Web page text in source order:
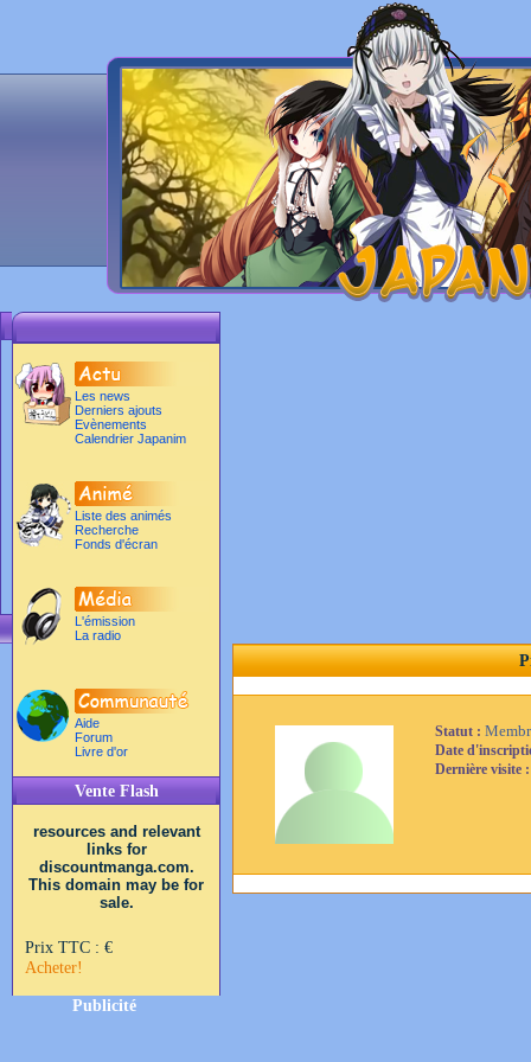
Les news
Derniers ajouts
Evènements
Calendrier Japanim
Liste des animés
Recherche
Fonds d'écran
L'émission
La radio
Aide
Forum
Livre d'or
Vente Flash
resources and relevant
links for
discountmanga.com.
This domain may be for
sale.
Prix TTC : €
Acheter!
Publicité
Statut :
Date
Dernière visite